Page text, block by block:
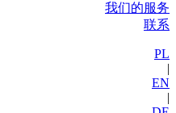
我们的服务
联系
PL
|
EN
|